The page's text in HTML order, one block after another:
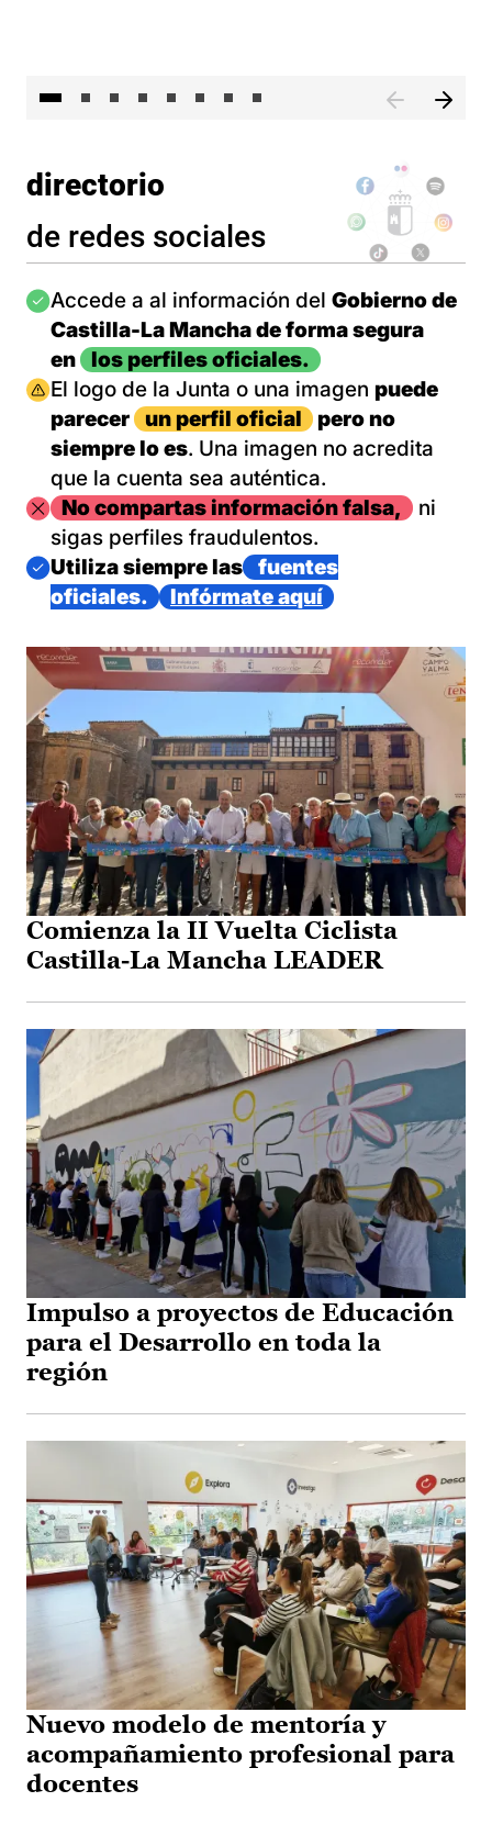
directorio
de redes sociales
Imagen
Accede a al información del Gobierno de
Castilla-La Mancha de forma segura
en
los perfiles oficiales.
Imagen
El logo de la Junta o una imagen puede
parecer
un perfil oficial
pero no
siempre lo es. Una imagen no acredita
que la cuenta sea auténtica.
ImagenNo compartas información falsa,
ni
sigas perfiles fraudulentos.
Imagen
Utiliza siempre las
fuentes
oficiales.
Infórmate aquí
Comienza la II Vuelta Ciclista
Castilla-La Mancha LEADER
Impulso a proyectos de Educación
para el Desarrollo en toda la
región
Nuevo modelo de mentoría y
acompañamiento profesional para
docentes